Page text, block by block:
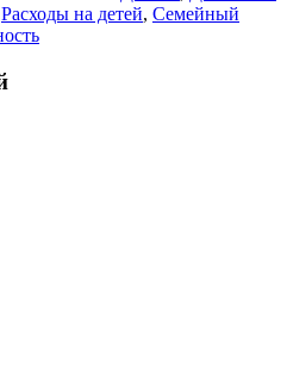
Расходы на детей, Семейный